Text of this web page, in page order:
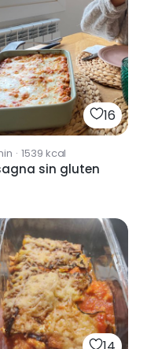
16
· 1539 kcal
sin gluten